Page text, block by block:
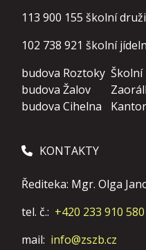
113 900 155 školní
102 738 921 školní
budova Roztoky Školní
budova Žalov
budova Cihelna
KONTAKTY
Řediteka: Mgr. Olga
tel. č.: +420 233 910 580
mail: info@zszb.cz